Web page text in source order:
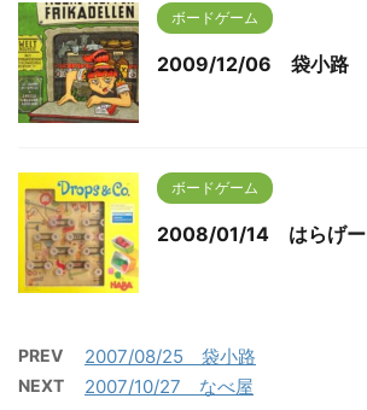
ボードゲーム
2009/12/06 袋小路
ボードゲーム
2008/01/14 はらげー
PREV 2007/08/25 袋小路
NEXT 2007/10/27 なべ屋